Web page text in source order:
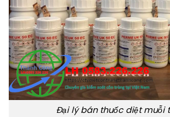
Đại lý bán thuốc diệt muỗi